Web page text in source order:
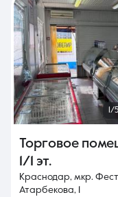
1/5
Торговое
1/1 эт.
Краснодар, мкр.
Атарбекова, 1